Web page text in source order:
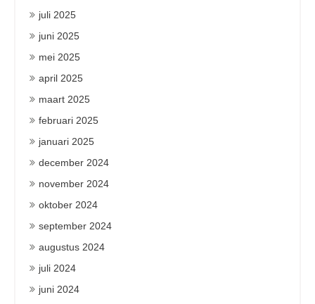
juli 2025
juni 2025
mei 2025
april 2025
maart 2025
februari 2025
januari 2025
december 2024
november 2024
oktober 2024
september 2024
augustus 2024
juli 2024
juni 2024